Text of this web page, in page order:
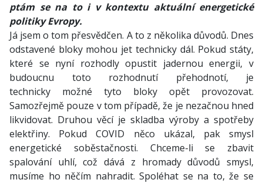
ptám se na to i v kontextu aktuální energetické
politiky Evropy.
Já jsem o tom přesvědčen. A to z několika důvodů. Dnes
odstavené bloky mohou jet technicky dál. Pokud státy,
které se nyní rozhodly opustit jadernou energii, v
budoucnu toto rozhodnutí přehodnotí, je
technicky možné tyto bloky opět provozovat.
Samozřejmě pouze v tom případě, že je nezačnou hned
likvidovat. Druhou věcí je skladba výroby a spotřeby
elektřiny. Pokud COVID něco ukázal, pak smysl
energetické soběstačnosti. Chceme-li se zbavit
spalování uhlí, což dává z hromady důvodů smysl,
musíme ho něčím nahradit. Spoléhat se na to, že se